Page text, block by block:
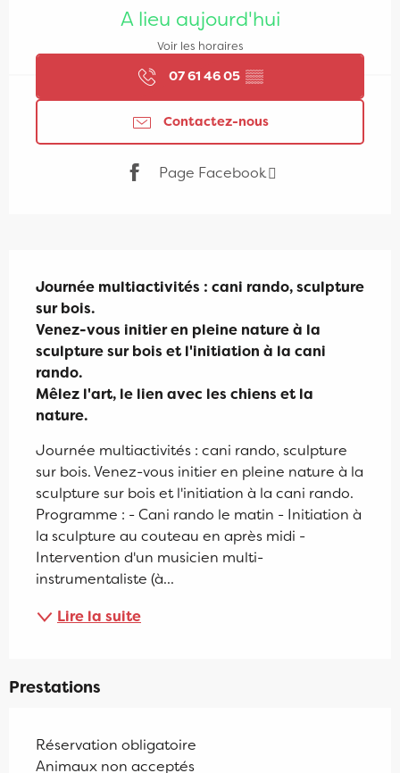
A lieu aujourd'hui
Voir les horaires
07 61 46 05 ▒▒
Contactez-nous
Page Facebook
Journée multiactivités : cani rando, sculpture
sur bois.
Venez-vous initier en pleine nature à la
sculpture sur bois et l'initiation à la cani
rando.
Mêlez l'art, le lien avec les chiens et la
nature.
Journée multiactivités : cani rando, sculpture
sur bois. Venez-vous initier en pleine nature à la
sculpture sur bois et l'initiation à la cani rando.
Programme : - Cani rando le matin - Initiation à
la sculpture au couteau en après midi -
Intervention d'un musicien multi-
instrumentaliste (à...
Lire la suite
Prestations
Réservation obligatoire
Animaux non acceptés